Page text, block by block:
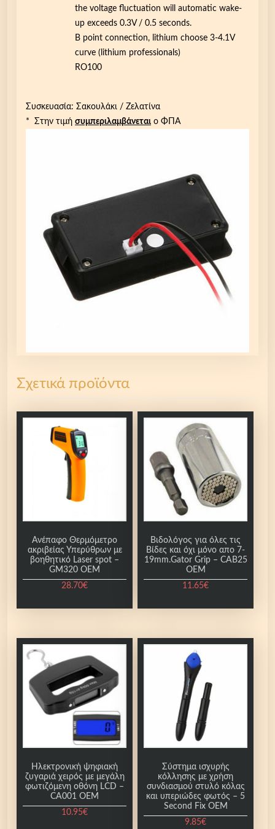
the voltage fluctuation will automatic wake-
up exceeds 0.3V / 0.5 seconds.
B point connection, lithium choose 3-4.1V
curve (lithium professionals)
RO100
Συσκευασία: Σακουλάκι / Ζελατίνα
* Στην τιμή συμπεριλαμβάνεται ο ΦΠΑ
Σχετικά προϊόντα
Ανέπαφο Θερμόμετρο
ακριβείας Υπερύθρων με
βοηθητικό Laser spot –
GM320 OEM
28.70€
Βιδολόγος για όλες τις
Βίδες και όχι μόνο απο 7-
19mm.Gator Grip – CAB25
OEM
11.65€
Ηλεκτρονική ψηφιακή
ζυγαριά χειρός με μεγάλη
φωτιζόμενη οθόνη LCD –
CA001 OEM
10.95€
Σύστημα ισχυρής
κόλλησης με χρήση
συνδιασμού στυλό κόλας
και υπεριώδες φωτός – 5
Second Fix OEM
9.85€